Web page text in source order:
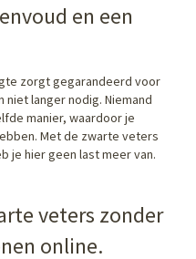
en een
zorgt gegarandeerd voor
langer nodig. Niemand
manier, waardoor je
Met de zwarte veters
je hier geen last meer van.
veters zonder
online.